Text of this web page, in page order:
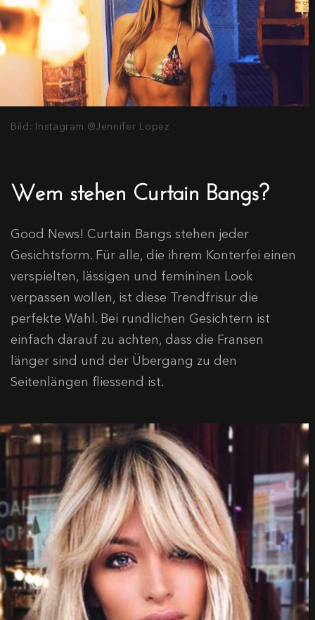
Bild: Instagram @Jennifer Lopez
Wem stehen Curtain Bangs?
Good News! Curtain Bangs stehen jeder
Gesichtsform. Für alle, die ihrem Konterfei einen
verspielten, lässigen und femininen Look
verpassen wollen, ist diese Trendfrisur die
perfekte Wahl. Bei rundlichen Gesichtern ist
einfach darauf zu achten, dass die Fransen
länger sind und der Übergang zu den
Seitenlängen fliessend ist.